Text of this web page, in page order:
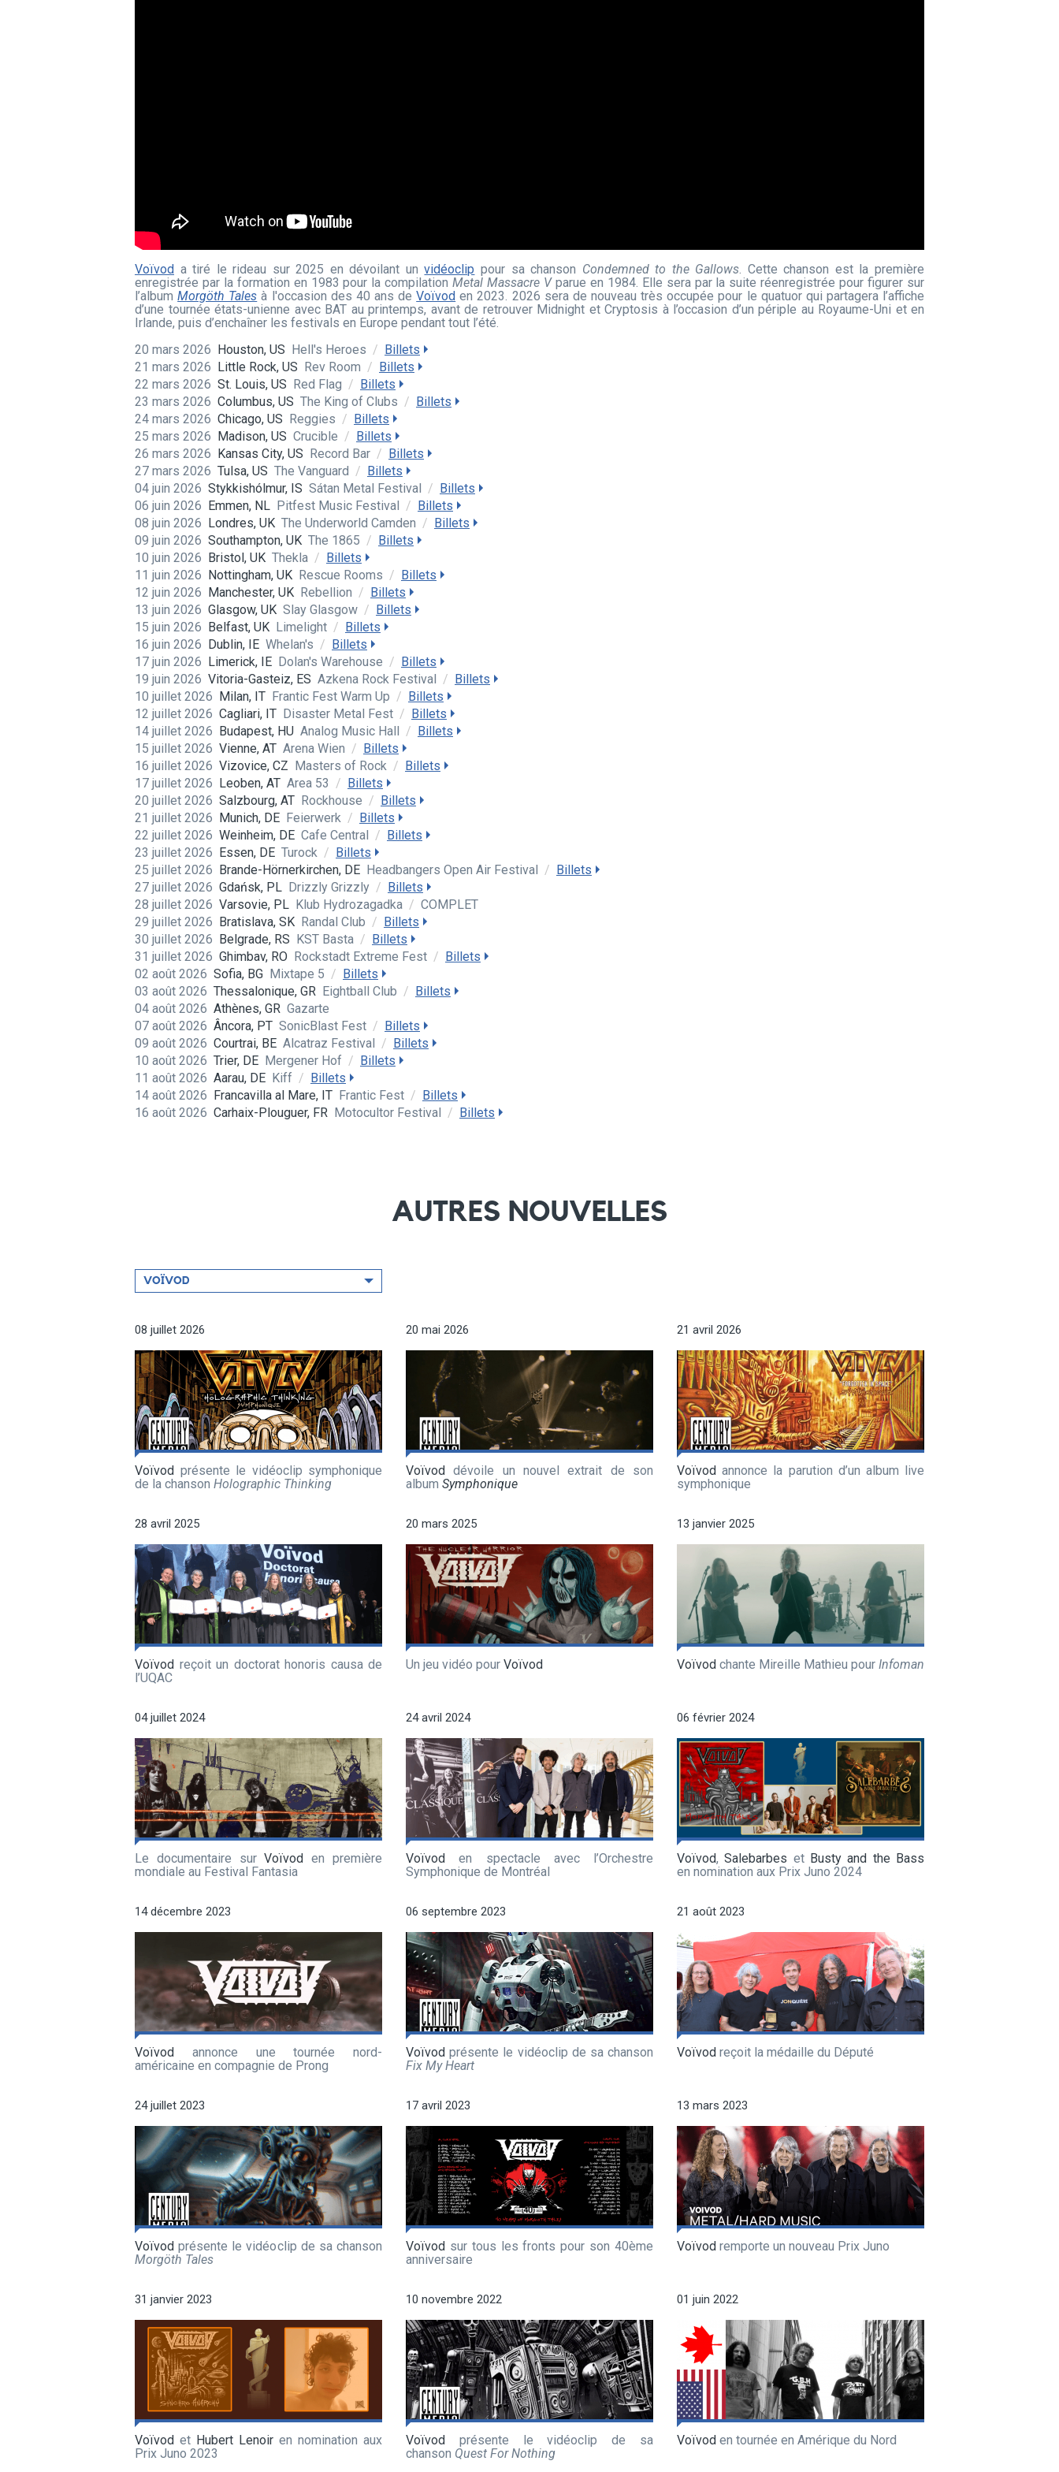
Voïvod a tiré le rideau sur 2025 en dévoilant unvidéoclip pour sa chanson Condemned to the Gallows . Cette chanson est la première
enregistrée par la formation en 1983 pour la compilationMetal Massacre Vparue en 1984. Elle sera par la suite réenregistrée pour figurer sur
l’albumMorgöth Tales à l'occasion des 40 ans deVoïvod en 2023. 2026 sera de nouveau très occupée pour le quatuor qui partagera l’affiche
d’une tournée états-unienne avec BAT au printemps, avant de retrouver Midnight et Cryptosis à l’occasion d’un périple au Royaume-Uni et en
Irlande, puis d’enchaîner les festivals en Europe pendant tout l’été.
20 mars 2026 Houston, US Hell's Heroes / Billets
21 mars 2026 Little Rock, US Rev Room / Billets
22 mars 2026 St. Louis, US Red Flag / Billets
23 mars 2026 Columbus, US The King of Clubs / Billets
24 mars 2026 Chicago, US Reggies / Billets
25 mars 2026 Madison, US Crucible / Billets
26 mars 2026 Kansas City, US Record Bar / Billets
27 mars 2026 Tulsa, US The Vanguard / Billets
04 juin 2026 Stykkishólmur, IS Sátan Metal Festival / Billets
06 juin 2026 Emmen, NL Pitfest Music Festival / Billets
08 juin 2026 Londres, UK The Underworld Camden / Billets
09 juin 2026 Southampton, UK The 1865 / Billets
10 juin 2026 Bristol, UK Thekla / Billets
11 juin 2026 Nottingham, UK Rescue Rooms / Billets
12 juin 2026 Manchester, UK Rebellion / Billets
13 juin 2026 Glasgow, UK Slay Glasgow / Billets
15 juin 2026 Belfast, UK Limelight / Billets
16 juin 2026 Dublin, IE Whelan's / Billets
17 juin 2026 Limerick, IE Dolan's Warehouse / Billets
19 juin 2026 Vitoria-Gasteiz, ES Azkena Rock Festival / Billets
10 juillet 2026 Milan, IT Frantic Fest Warm Up / Billets
12 juillet 2026 Cagliari, IT Disaster Metal Fest / Billets
14 juillet 2026 Budapest, HU Analog Music Hall / Billets
15 juillet 2026 Vienne, AT Arena Wien / Billets
16 juillet 2026 Vizovice, CZ Masters of Rock / Billets
17 juillet 2026 Leoben, AT Area 53 / Billets
20 juillet 2026 Salzbourg, AT Rockhouse / Billets
21 juillet 2026 Munich, DE Feierwerk / Billets
22 juillet 2026 Weinheim, DE Cafe Central / Billets
23 juillet 2026 Essen, DE Turock / Billets
25 juillet 2026 Brande-Hörnerkirchen, DE Headbangers Open Air Festival / Billets
27 juillet 2026 Gdańsk, PL Drizzly Grizzly / Billets
28 juillet 2026 Varsovie, PL Klub Hydrozagadka / COMPLET
29 juillet 2026 Bratislava, SK Randal Club / Billets
30 juillet 2026 Belgrade, RS KST Basta / Billets
31 juillet 2026 Ghimbav, RO Rockstadt Extreme Fest / Billets
02 août 2026 Sofia, BG Mixtape 5 / Billets
03 août 2026 Thessalonique, GR Eightball Club / Billets
04 août 2026 Athènes, GR Gazarte
07 août 2026 Âncora, PT SonicBlast Fest / Billets
09 août 2026 Courtrai, BE Alcatraz Festival / Billets
10 août 2026 Trier, DE Mergener Hof / Billets
11 août 2026 Aarau, DE Kiff / Billets
14 août 2026 Francavilla al Mare, IT Frantic Fest / Billets
16 août 2026 Carhaix-Plouguer, FR Motocultor Festival / Billets
AUTRES NOUVELLES
Filtrer
par
VOÏVOD
08 juillet 2026
Voïvod présente le vidéoclip symphonique
de la chanson Holographic Thinking
20 mai 2026
Voïvod dévoile un nouvel extrait de son
album Symphonique
21 avril 2026
Voïvod annonce la parution d’un album live
symphonique
28 avril 2025
Voïvod reçoit un doctorat honoris causa de
l’UQAC
20 mars 2025
Un jeu vidéo pour Voïvod
13 janvier 2025
Voïvod chante Mireille Mathieu pour Infoman
04 juillet 2024
Le documentaire surVoïvod en première
mondiale au Festival Fantasia
24 avril 2024
Voïvod en spectacle avec l’Orchestre
Symphonique de Montréal
06 février 2024
Voïvod,Salebarbes et Busty and the Bass
en nomination aux Prix Juno 2024
14 décembre 2023
Voïvod annonce une tournée nord-
américaine en compagnie de Prong
06 septembre 2023
Voïvod présente le vidéoclip de sa chanson
Fix My Heart
21 août 2023
Voïvod reçoit la médaille du Député
24 juillet 2023
Voïvod présente le vidéoclip de sa chanson
Morgöth Tales
17 avril 2023
Voïvod sur tous les fronts pour son 40ème
anniversaire
13 mars 2023
Voïvod remporte un nouveau Prix Juno
31 janvier 2023
Voïvod et Hubert Lenoir en nomination aux
Prix Juno 2023
10 novembre 2022
Voïvod présente le vidéoclip de sa
chanson Quest For Nothing
01 juin 2022
Voïvod en tournée en Amérique du Nord